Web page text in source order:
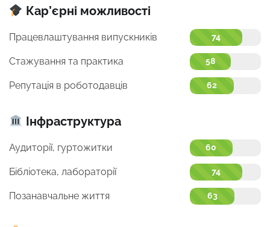
Кар’єрні можливості
Працевлаштування випускників 74
Стажування та практика 58
Репутація в роботодавців 62
Інфраструктура
Аудиторії, гуртожитки 60
Бібліотека, лабораторії 74
Позанавчальне життя 63